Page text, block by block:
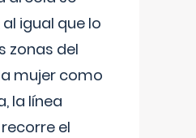
igual que lo
zonas del
mujer como
la línea
el